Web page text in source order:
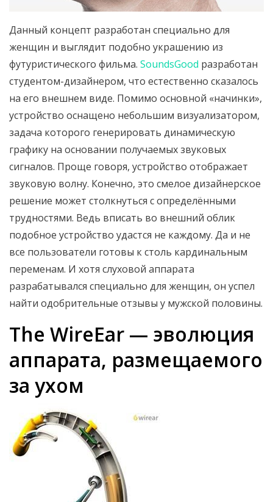
Данный концепт разработан специально для
женщин и выглядит подобно украшению из
футуристического фильма. SoundsGood разработан
студентом-дизайнером, что естественно сказалось
на его внешнем виде. Помимо основной «начинки»,
устройство оснащено небольшим визуализатором,
задача которого генерировать динамическую
графику на основании получаемых звуковых
сигналов. Проще говоря, устройство отображает
звуковую волну. Конечно, это смелое дизайнерское
решение может столкнуться с определёнными
трудностями. Ведь вписать во внешний облик
подобное устройство удастся не каждому. Да и не
все пользователи готовы к столь кардинальным
переменам. И хотя слуховой аппарата
разрабатывался специально для женщин, он успел
найти одобрительные отзывы у мужской половины.
The WireEar — эволюция
аппарата, размещаемого
за ухом